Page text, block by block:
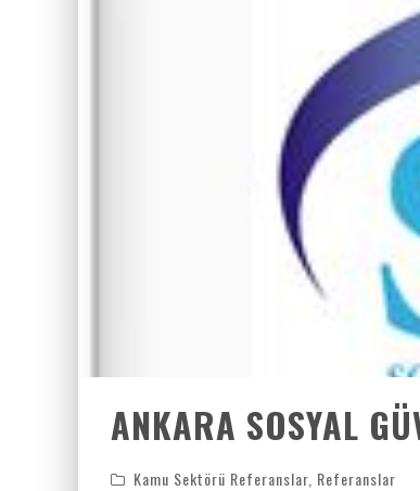
ANKARA SOSYAL
Kamu Sektörü Referanslar Referanslar